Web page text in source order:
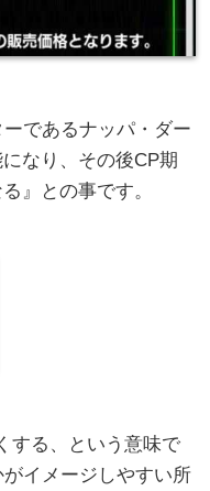
であるナッパ・ダー
なり、その後CP期
』との事です。
する、という意味で
イメージしやすい所